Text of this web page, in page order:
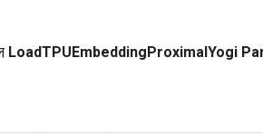
LoadTPUEmbeddingProximalYogi